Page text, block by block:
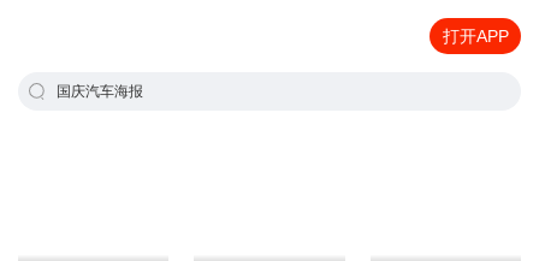
打开APP
国庆汽车海报